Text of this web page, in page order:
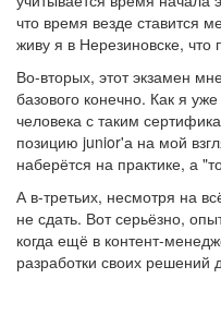
что время везде ставится
живу я в Нерезиновске, что
Во-вторых, этот экзамен
базового конечно. Как я
человека с таким
позицию junior'а на мой
наберётся на практике, а
А в-третьих, несмотря на
не сдать. Вот серьёзно,
когда ещё в контент-
разработки своих решений